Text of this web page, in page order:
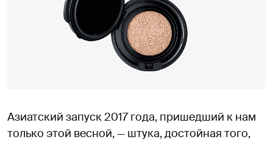
Азиатский запуск 2017 года, пришедший к нам
только этой весной, — штука, достойная того,